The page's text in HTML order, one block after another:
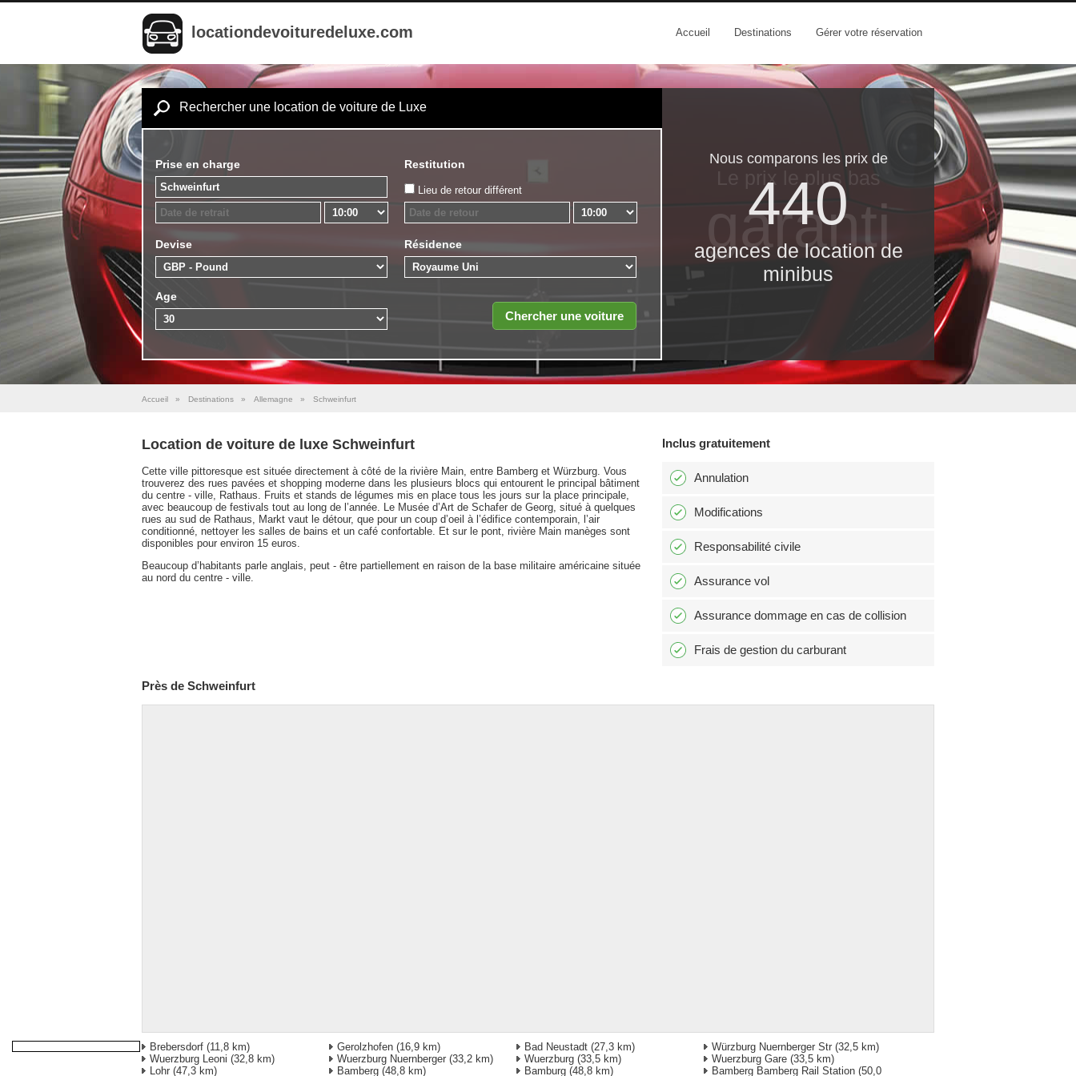
locationdevoituredeluxe.com Accueil Destinations Gérer votre réservation
Rechercher une location de voiture de Luxe
Prise en charge Restitution
Lieu de retour différent
Devise Résidence
Age
Nous comparons les prix de
440
agences de location de
minibus
Le prix le​ plus bas
garanti
Accueil » Destinations » Allemagne » Schweinfurt
Location de voiture de luxe Schweinfurt
Cette ville pittoresque est située directement à côté de la rivière Main, entre Bamberg et Würzburg. Vous
trouverez des rues pavées et shopping moderne dans les plusieurs blocs qui entourent le principal bâtiment
du centre - ville, Rathaus. Fruits et stands de légumes mis en place tous les jours sur la place principale,
avec beaucoup de festivals tout au long de l’année. Le Musée d’Art de Schafer de Georg, situé à quelques
rues au sud de Rathaus, Markt vaut le détour, que pour un coup d’oeil à l’édifice contemporain, l’air
conditionné, nettoyer les salles de bains et un café confortable. Et sur le pont, rivière Main manèges sont
disponibles pour environ 15 euros.
Beaucoup d’habitants parle anglais, peut - être partiellement en raison de la base militaire américaine située
au nord du centre - ville.
Inclus gratuitement
Annulation
Modifications
Responsabilité civile
Assurance vol
Assurance dommage en cas de collision
Frais de gestion du carburant
Près de Schweinfurt
Brebersdorf (11,8 km) Gerolzhofen (16,9 km) Bad Neustadt (27,3 km) Würzburg Nuernberger Str (32,5 km)
Wuerzburg Leoni (32,8 km) Wuerzburg Nuernberger (33,2 km) Wuerzburg (33,5 km) Wuerzburg Gare (33,5 km)
Lohr (47,3 km) Bamberg (48,8 km) Bamburg (48,8 km) Bamberg Bamberg Rail Station (50,0